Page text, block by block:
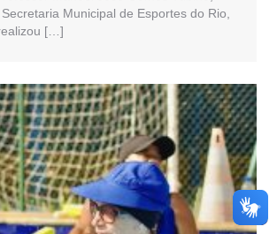
Municipal de Esportes do Rio,
[…]